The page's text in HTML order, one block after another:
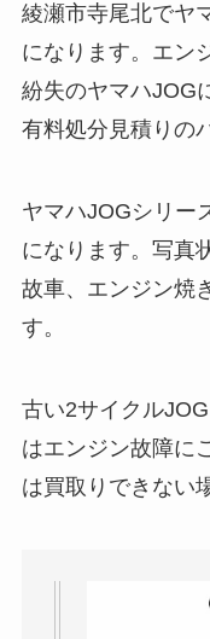
綾瀬市寺尾北でヤ
になります。エン
紛失のヤマハJOG
有料処分見積りの
ヤマハJOGシリー
になります。写真
故車、エンジン焼
す。
古い2サイクル
はエンジン故障に
は買取りできない